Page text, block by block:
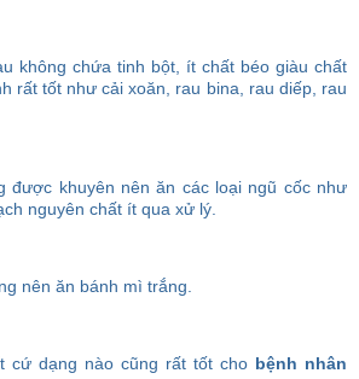
không chứa tinh bột, ít chất béo giàu chất
rất tốt như cải xoăn, rau bina, rau diếp, rau
được khuyên nên ăn các loại ngũ cốc như
nguyên chất ít qua xử lý.
nên ăn bánh mì trắng.
cứ dạng nào cũng rất tốt cho bệnh nhân